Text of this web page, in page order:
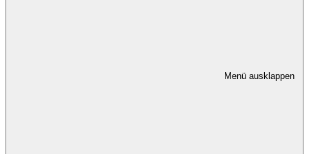
Menü ausklappen